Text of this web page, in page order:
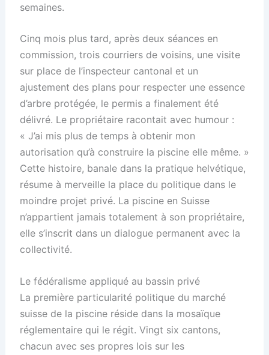
semaines.
Cinq mois plus tard, après deux séances en
commission, trois courriers de voisins, une visite
sur place de l’inspecteur cantonal et un
ajustement des plans pour respecter une essence
d’arbre protégée, le permis a finalement été
délivré. Le propriétaire racontait avec humour :
« J’ai mis plus de temps à obtenir mon
autorisation qu’à construire la piscine elle même. »
Cette histoire, banale dans la pratique helvétique,
résume à merveille la place du politique dans le
moindre projet privé. La piscine en Suisse
n’appartient jamais totalement à son propriétaire,
elle s’inscrit dans un dialogue permanent avec la
collectivité.
Le fédéralisme appliqué au bassin privé
La première particularité politique du marché
suisse de la piscine réside dans la mosaïque
réglementaire qui le régit. Vingt six cantons,
chacun avec ses propres lois sur les